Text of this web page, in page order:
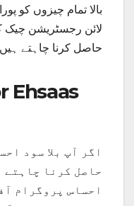
بالا تمام چیزوں کو
لائن رجسٹریشن چیک
حاصل کرنا چاہتے
Ehsaas
اگر آپ بلا سود
حاصل کرنا چاہتے
احساس پروگرام